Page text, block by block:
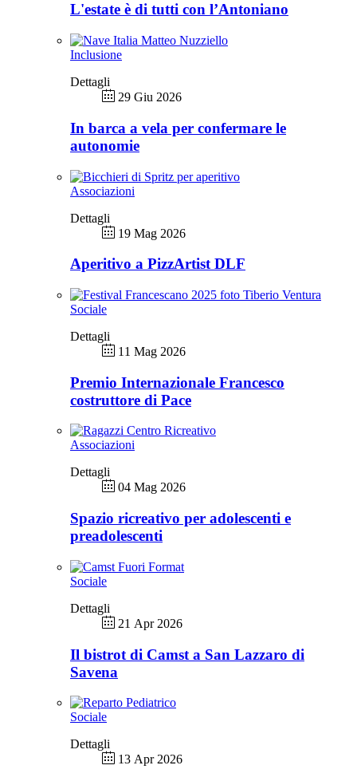
L'estate è di tutti con l’Antoniano
Inclusione
Dettagli
29 Giu 2026
In barca a vela per confermare le
autonomie
Associazioni
Dettagli
19 Mag 2026
Aperitivo a PizzArtist DLF
Sociale
Dettagli
11 Mag 2026
Premio Internazionale Francesco
costruttore di Pace
Associazioni
Dettagli
04 Mag 2026
Spazio ricreativo per adolescenti e
preadolescenti
Sociale
Dettagli
21 Apr 2026
Il bistrot di Camst a San Lazzaro di
Savena
Sociale
Dettagli
13 Apr 2026